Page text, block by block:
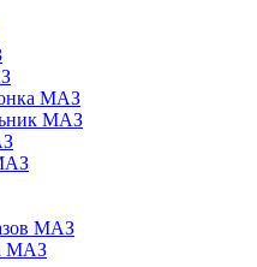
МАЗ
МАЗ
МАЗ
МАЗ